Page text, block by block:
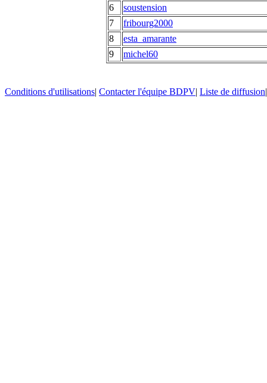
6
soustension
7
fribourg2000
8
esta_amarante
9
michel60
Conditions d'utilisations| Contacter l'équipe BDPV| Liste de diffusion